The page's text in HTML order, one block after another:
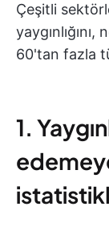
Çeşitli
60'tan fazla
1.